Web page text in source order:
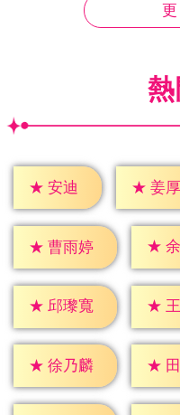
★ 安迪 ★ 姜
★ 曹雨婷 ★
★ 邱瓈寬 ★
★ 徐乃麟 ★